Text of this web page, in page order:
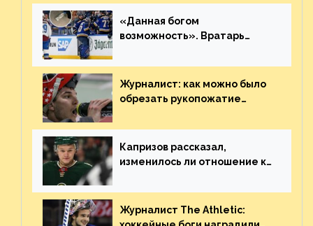
«Данная богом
возможность». Вратарь
броске бутылкой в Кадри
Журналист: как можно было
обрезать рукопожатие
Плохая работа, ESPN
Капризов рассказал,
изменилось ли отношение к
Украине
Журналист The Athletic: